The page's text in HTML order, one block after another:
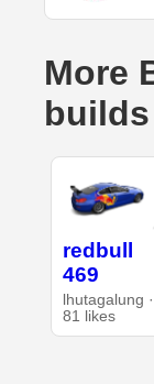
More
builds
redbull
469
lhutagalung ·
81 likes